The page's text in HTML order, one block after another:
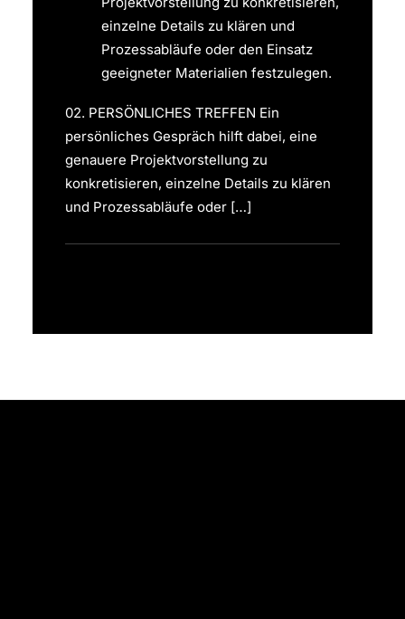
einzelne Details zu klären und
Prozessabläufe oder den Einsatz
geeigneter Materialien festzulegen.
02. PERSÖNLICHES TREFFEN Ein
persönliches Gespräch hilft dabei, eine
genauere Projektvorstellung zu
konkretisieren, einzelne Details zu klären
und Prozessabläufe oder […]